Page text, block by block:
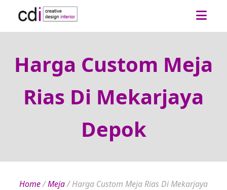
Harga Custom Meja
Rias Di Mekarjaya
Depok
Home/Meja/Harga Custom Meja Rias Di Mekarjaya